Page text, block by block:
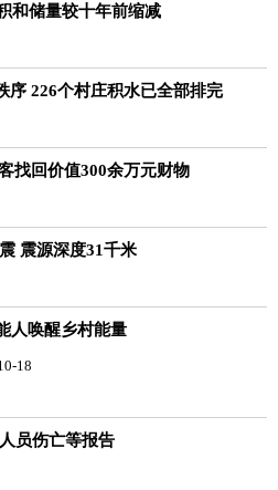
和储量较十年前缩减
序 226个村庄积水已全部排完
找回价值300余万元财物
震源深度31千米
人唤醒乡村能量
18
员伤亡等报告